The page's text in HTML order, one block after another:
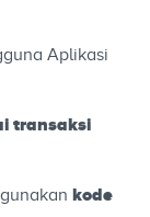
Aplikasi
transaksi
kode